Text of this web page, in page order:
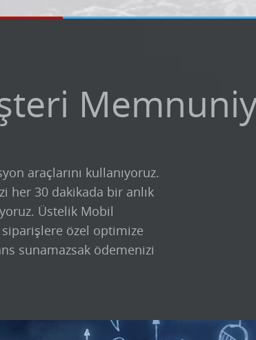
araçlarını kullanıyoruz.
her 30 dakikada bir anlık
Üstelik Mobil
özel optimize
sunamazsak ödemenizi